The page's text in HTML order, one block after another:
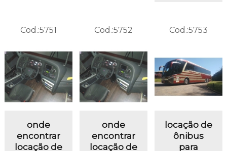
Cod.:5751
onde
encontrar
locação de
Cod.:5752
onde
encontrar
locação de
Cod.:5753
locação de
ônibus
para